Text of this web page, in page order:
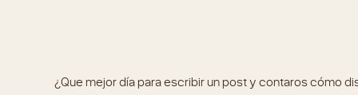
¿Que mejor día para escribir un post y contaros cómo